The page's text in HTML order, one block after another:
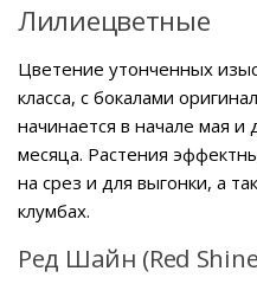
Лилиецветные
Цветение утонченных
класса, с бокалами
начинается в начале мая и
месяца. Растения
на срез и для выгонки, а
клумбах.
Ред Шайн (Red